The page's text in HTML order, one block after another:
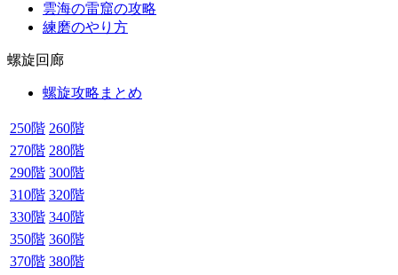
雲海の雷窟の攻略
練磨のやり方
螺旋回廊
螺旋攻略まとめ
250階 260階
270階 280階
290階 300階
310階 320階
330階 340階
350階 360階
370階 380階